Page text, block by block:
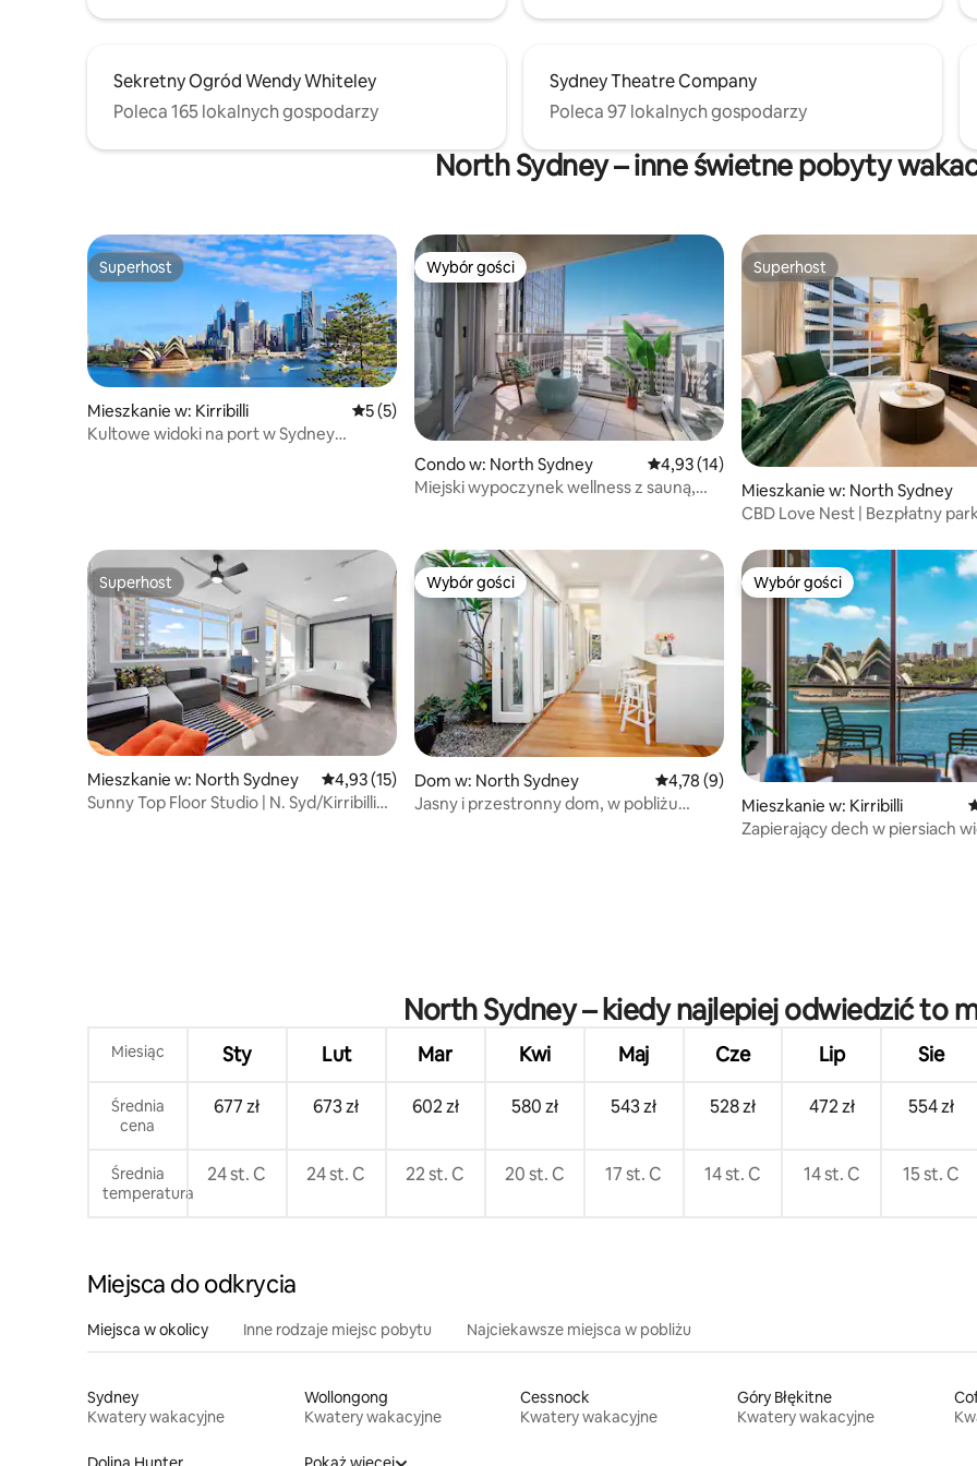
Sekretny Ogród Wendy Whiteley
Poleca 165 lokalnych gospodarzy
Sydney Theatre Company
Poleca 97 lokalnych gospodarzy
North Sydney – inne świetne pobyty
Superhost
Superhost
Mieszkanie w: Kirribilli Średnia ocena: 5 na 5, liczba recenzji: 5
5 (5)
Kultowe widoki na port w Sydney
Wybór gości
Wybór gości
Condo w: North Sydney Średnia ocena: 4,93 na 5, liczba recenzji: 14
4,93 (14)
Miejski wypoczynek wellness z sauną,
Superhost
Superhost
Mieszkanie w: North Sydney
CBD Love Nest | Bezpłatny
Superhost
Superhost
Mieszkanie w: North Sydney Średnia ocena: 4,93 na 5, liczba recenzji: 15
4,93 (15)
Sunny Top Floor Studio | N. Syd/Kirribilli
Wybór gości
Wybór gości
Dom w: North Sydney Średnia ocena: 4,78 na 5, liczba recenzji: 9
4,78 (9)
Jasny i przestronny dom, w pobliżu
Wybór gości
Wybór gości
Mieszkanie w: Kirribilli
Zapierający dech w piersiach
North Sydney – kiedy najlepiej odwiedzić to
Miesiąc Sty Lut Mar Kwi Maj Cze Lip Sie
Średnia
cena
677 zł 673 zł 602 zł 580 zł 543 zł 528 zł 472 zł 554 zł
Średnia
temperatura
24 st. C 24 st. C 22 st. C 20 st. C 17 st. C 14 st. C 14 st. C 15 st. C
Miejsca do odkrycia
Miejsca w okolicy Inne rodzaje miejsc pobytu Najciekawsze miejsca w pobliżu
Sydney
Kwatery wakacyjne
Wollongong
Kwatery wakacyjne
Cessnock
Kwatery wakacyjne
Góry Błękitne
Kwatery wakacyjne